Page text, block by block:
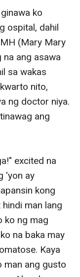
ko
ospital, dahil
(Mary Mary
ang asawa
sa wakas
nito,
ng doctor niya.
ang
excited na
'yon ay
kong
man lang
ko ng mag
na baka may
Kaya
man ang gusto